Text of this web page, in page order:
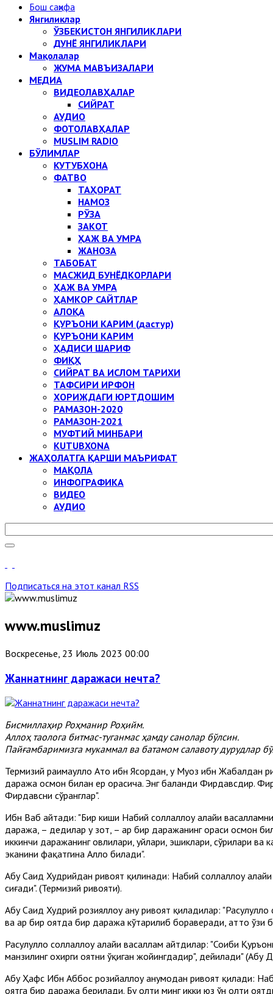
Бош саҳифа
Янгиликлар
ЎЗБЕКИСТОН ЯНГИЛИКЛАРИ
ДУНЁ ЯНГИЛИКЛАРИ
Мақолалар
ЖУМА МАВЪИЗАЛАРИ
МЕДИА
ВИДЕОЛАВҲАЛАР
СИЙРАТ
АУДИО
ФОТОЛАВҲАЛАР
MUSLIM RADIO
БЎЛИМЛАР
КУТУБХОНА
ФАТВО
ТАҲОРАТ
НАМОЗ
РЎЗА
ЗАКОТ
ҲАЖ ВА УМРА
ЖАНОЗА
ТАБОБАТ
МАСЖИД БУНЁДКОРЛАРИ
ҲАЖ ВА УМРА
ҲАМКОР САЙТЛАР
АЛОҚА
ҚУРЪОНИ КАРИМ (дастур)
ҚУРЪОНИ КАРИМ
ҲАДИСИ ШАРИФ
ФИҚҲ
СИЙРАТ ВА ИСЛОМ ТАРИХИ
ТАФСИРИ ИРФОН
ХОРИЖДАГИ ЮРТДОШИМ
РАМАЗОН-2020
РАМАЗОН-2021
МУФТИЙ МИНБАРИ
KUTUBXONA
ЖАҲОЛАТГА ҚАРШИ МАЪРИФАТ
МАҚОЛА
ИНФОГРАФИКА
ВИДЕО
АУДИО
Подписаться на этот канал RSS
www.muslimuz
Воскресенье, 23 Июль 2023 00:00
Жаннатнинг даражаси нечта?
Бисмиллаҳир Роҳманир Роҳийм.
Аллоҳ таолога битмас-туганмас ҳамду санолар бўлсин.
Пайғамбаримизга мукаммал ва батамом салавоту дурудлар
Термизий раҳимаҳуллоҳ Ато ибн Ясордан, у Муоз ибн Жабалдан
даража осмон билан ер орасича. Энг баланди Фирдавсдир.
Фирдавсни сўранглар".
Ибн Ваҳб айтади: "Бир киши Набий соллаллоҳу алайҳи
даража, – дедилар у зот, – ҳар бир даражанинг ораси осмон
иккинчи даражанинг ҳовлилари, уйлари, эшиклари, сўрилари
эканини фақатгина Аллоҳ билади".
Абу Саид Худрийдан ривоят қилинади: Набий соллаллоҳу
сиғади". (Термизий ривояти).
Абу Саид Худрий розияллоҳу анҳу ривоят қиладилар:
ва ҳар бир оятда бир даража кўтарилиб бораверади, ҳатто
Расулуллоҳ соллаллоҳу алайҳи васаллам айтдилар: "Соҳиби
манзилинг охирги оятни ўқиган жойингдадир", дейилади" (Абу
Абу Ҳафс Ибн Аббос розийаллоҳу анҳумодан ривоят қилади:
оятга бир даража берилади. Бу олти минг икки юз ўн олти